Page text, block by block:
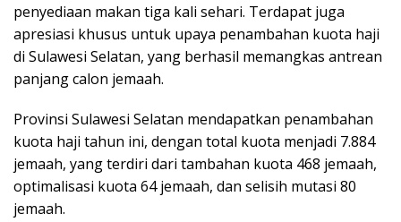
penyediaan makan tiga kali sehari. Terdapat juga
apresiasi khusus untuk upaya penambahan kuota haji
di Sulawesi Selatan, yang berhasil memangkas antrean
panjang calon jemaah.
Provinsi Sulawesi Selatan mendapatkan penambahan
kuota haji tahun ini, dengan total kuota menjadi 7.884
jemaah, yang terdiri dari tambahan kuota 468 jemaah,
optimalisasi kuota 64 jemaah, dan selisih mutasi 80
jemaah.